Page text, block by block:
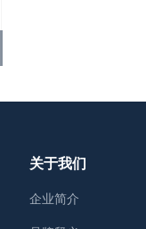
关于我们
企业简介